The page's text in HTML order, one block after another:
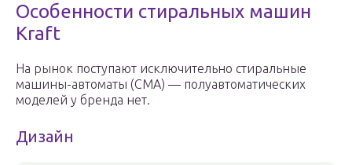
Особенности стиральных машин
Kraft
На рынок поступают исключительно стиральные
машины-автоматы (СМА) — полуавтоматических
моделей у бренда нет.
Дизайн